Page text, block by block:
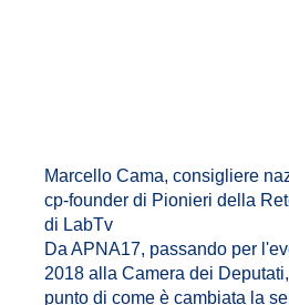
Marcello Cama, consigliere
cp-founder di Pionieri della
di LabTv
Da APNA17, passando per
2018 alla Camera dei
punto di come è cambiata la